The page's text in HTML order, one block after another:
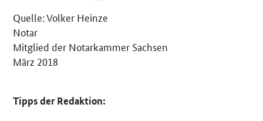
Quelle: Volker Heinze
Notar
Mitglied der Notarkammer Sachsen
März 2018
Tipps der Redaktion: